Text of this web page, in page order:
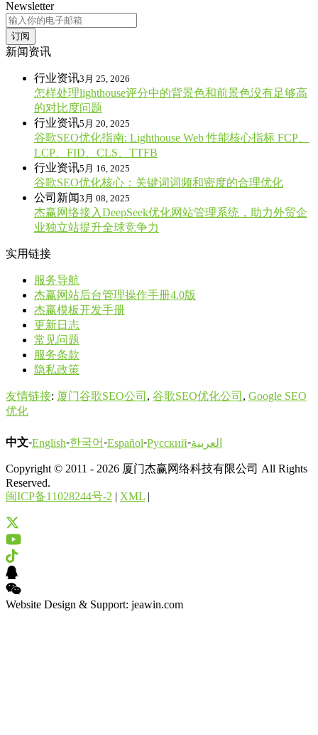
Newsletter
订阅
新闻资讯
行业资讯3月 25, 2026
怎样处理lighthouse评分中的背景色和前景色没有足够高
的对比度问题
行业资讯5月 20, 2025
谷歌SEO优化指南: Lighthouse Web 性能核心指标 FCP、
LCP、FID、CLS、TTFB
行业资讯5月 16, 2025
谷歌SEO优化核心：关键词词频和密度的合理优化
公司新闻3月 08, 2025
杰赢网络接入DeepSeek优化网站管理系统，助力外贸企
业独立站提升全球竞争力
实用链接
服务导航
杰赢网站后台管理操作手册4.0版
杰赢模板开发手册
更新日志
常见问题
服务条款
隐私政策
友情链接: 厦门谷歌SEO公司 , 谷歌SEO优化公司 , Google SEO
优化
中文-English-한국어-Español-Русский-العربية
Copyright © 2011 - 2026 厦门杰赢网络科技有限公司 All Rights
Reserved.
闽ICP备11028244号-2 | XML |
Website Design & Support: jeawin.com